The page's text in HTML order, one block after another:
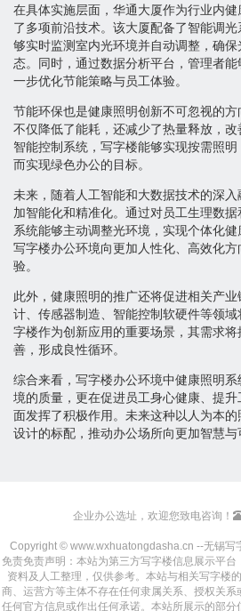
在具体实施层面，华通大厦作为行业内
了多项前沿技术。该大厦配备了智能调
够实时监测室内光环境并自动调整，确
态。同时，通过数据分析平台，管理者
一步优化节能策略与员工体验。
节能环保也是健康照明创新不可忽视的
不仅降低了能耗，还减少了热量释放，
智能控制系统，写字楼能够实现按需照
而实现绿色办公的目标。
未来，随着人工智能和大数据技术的深
加智能化和精准化。通过对员工生理数
系统能够主动调整光环境，实现个体化
写字楼办公环境向更加人性化、高效化
验。
此外，健康照明的推广还将促进相关产
计、传感器制造、智能控制软硬件等领
字楼作为创新应用的重要场景，其需求
善，形成良性循环。
综合来看，写字楼办公环境中健康照明
境的质量，更在促进员工身心健康、提
面发挥了积极作用。未来这种以人为本
设计的标配，推动办公场所向更加智慧与
企业办公选址，欢迎您致电咨询！
Copyright © www.wxhuatongdasha.cn --无锡写
免责免责声明：本站为第三方写字楼信息展示平
资料及人工整理，仅供参考。本站与相关写字楼
商、运营方等主体不存在任何隶属关系、授权关
任何官方信息或作出任何承诺。本站所展示的部分